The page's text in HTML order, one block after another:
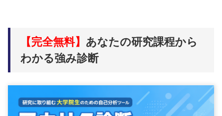
【完全無料】 あなたの研究課程から
わかる強み診断